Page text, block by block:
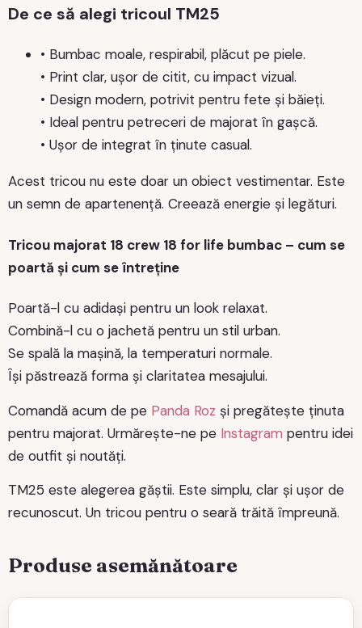
De ce să alegi tricoul TM25
• Bumbac moale, respirabil, plăcut pe piele.
• Print clar, ușor de citit, cu impact vizual.
• Design modern, potrivit pentru fete și băieți.
• Ideal pentru petreceri de majorat în gașcă.
• Ușor de integrat în ținute casual.
Acest tricou nu este doar un obiect vestimentar. Este
un semn de apartenență. Creează energie și legături.
Tricou majorat 18 crew 18 for life bumbac – cum se
poartă și cum se întreține
Poartă-l cu adidași pentru un look relaxat.
Combină-l cu o jachetă pentru un stil urban.
Se spală la mașină, la temperaturi normale.
Își păstrează forma și claritatea mesajului.
Comandă acum de pe Panda Roz și pregătește ținuta
pentru majorat. Urmărește-ne pe Instagram pentru idei
de outfit și noutăți.
TM25 este alegerea găștii. Este simplu, clar și ușor de
recunoscut. Un tricou pentru o seară trăită împreună.
Produse asemănătoare
Acest